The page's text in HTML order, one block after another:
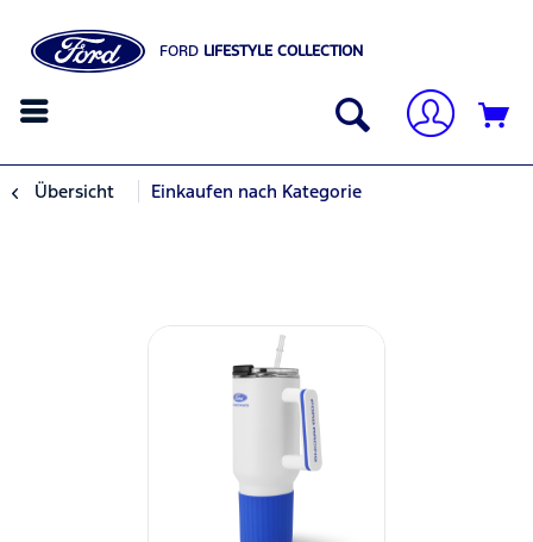
FORD LIFESTYLE COLLECTION
Übersicht Einkaufen nach Kategorie